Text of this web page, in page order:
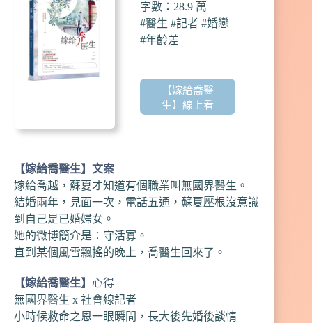
字數：28.9 萬
#醫生 #記者 #婚戀
#年齡差
【嫁給喬醫
生】線上看
【嫁給喬醫生】文案
嫁給喬越，蘇夏才知道有個職業叫無國界醫生。
結婚兩年，見面一次，電話五通，蘇夏壓根沒意識
到自己是已婚婦女。
她的微博簡介是︰守活寡。
直到某個風雪飄搖的晚上，喬醫生回來了。
【嫁給喬醫生】 心得
無國界醫生 x 社會線記者
小時候救命之恩一眼瞬間，長大後先婚後談情